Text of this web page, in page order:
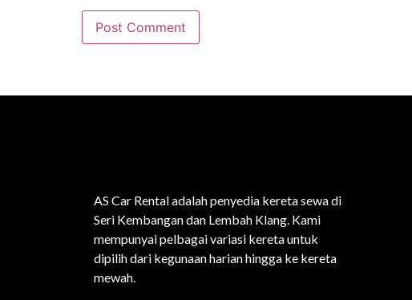
AS Car Rental adalah penyedia kereta sewa di
Seri Kembangan dan Lembah Klang. Kami
mempunyai pelbagai variasi kereta untuk
dipilih dari kegunaan harian hingga ke kereta
mewah.